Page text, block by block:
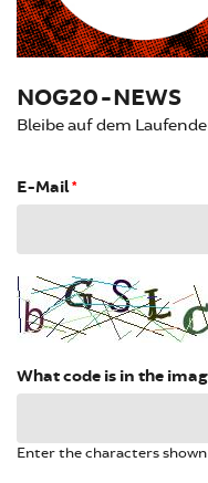
NOG20-NEWS
Bleibe auf dem
E-Mail*
What code is in the
Enter the characters